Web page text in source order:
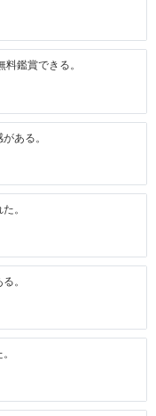
鑑賞できる。
ある。
。
。